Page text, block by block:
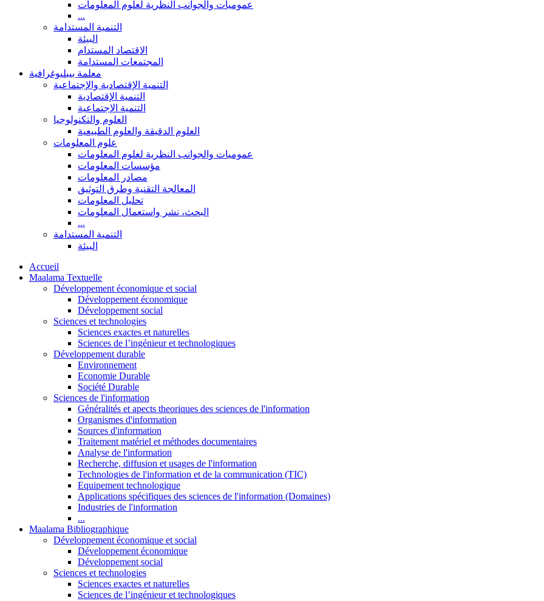
عموميات والجوانب النظرية لعلوم المعلومات
...
التنمية المستدامة
البيئة
الاقتصاد المستدام
المجتمعات المستدامة
معلمة بيبليوغرافية
التنمية الإقتصادية والإجتماعية
التنمية الإقتصادية
التنمية الإجتماعية
العلوم والتكنولوجيا
العلوم الدقيقة والعلوم الطبيعية
علوم المعلومات
عموميات والجوانب النظرية لعلوم المعلومات
مؤسسات المعلومات
مصادر المعلومات
المعالجة التقنية وطرق التوثيق
تحليل المعلومات
البحث، نشر واستعمال المعلومات
...
التنمية المستدامة
البيئة
Accueil
Maalama Textuelle
Développement économique et social
Développement économique
Développement social
Sciences et technologies
Sciences exactes et naturelles
Sciences de l’ingénieur et technologiques
Développement durable
Environnement
Economie Durable
Société Durable
Sciences de l'information
Généralités et apects theoriques des sciences de l'information
Organismes d'information
Sources d'information
Traitement matériel et méthodes documentaires
Analyse de l'information
Recherche, diffusion et usages de l'information
Technologies de l'information et de la communication (TIC)
Equipement technologique
Applications spécifiques des sciences de l'information (Domaines)
Industries de l'information
...
Maalama Bibliographique
Développement économique et social
Développement économique
Développement social
Sciences et technologies
Sciences exactes et naturelles
Sciences de l’ingénieur et technologiques